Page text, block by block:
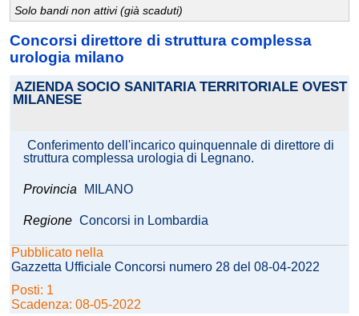
Solo bandi non attivi (già scaduti)
Concorsi direttore di struttura complessa
urologia milano
AZIENDA SOCIO SANITARIA TERRITORIALE OVEST
MILANESE
Conferimento dell'incarico quinquennale di direttore di
struttura complessa urologia di Legnano.
Provincia MILANO
Regione Concorsi in Lombardia
Pubblicato nella
Gazzetta Ufficiale Concorsi numero 28 del 08-04-2022
Posti: 1
Scadenza: 08-05-2022